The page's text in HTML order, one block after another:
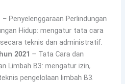
– Penyelenggaraan Perlindungan
Hidup: mengatur tata cara
teknis dan administratif.
2021 – Tata Cara dan
Limbah B3: mengatur izin,
pengelolaan limbah B3.